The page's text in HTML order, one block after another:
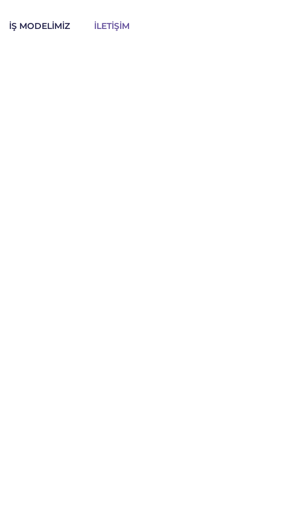
İŞ MODELİMİZ İLETİŞİM